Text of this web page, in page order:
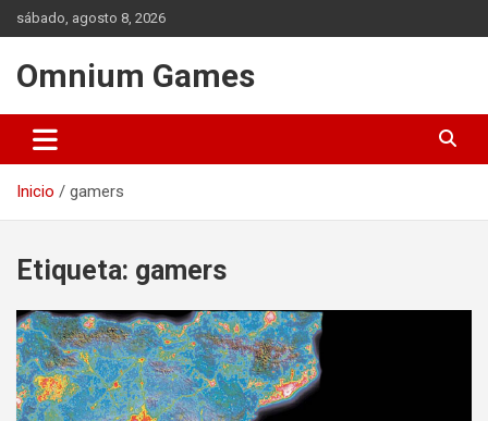
Saltar
al
sábado, agosto 8, 2026
Omnium Games
Inicio gamers
Etiqueta: gamers